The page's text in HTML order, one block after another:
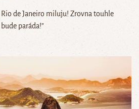
Rio de Janeiro miluju! Zrovna touhle
paráda!”